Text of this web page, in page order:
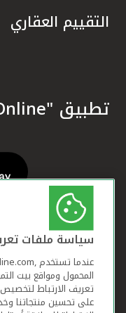
التقييم العقاري
تطبيق "KFHOnline" للهواتف الذكية
سياسة ملفات
المحمول ومواقع بيت
تعريف الارتباط
على تحسين منتجاتنا